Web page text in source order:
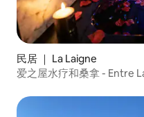
民居 ｜ La Laigne
爱之屋水疗和桑拿 - Entre